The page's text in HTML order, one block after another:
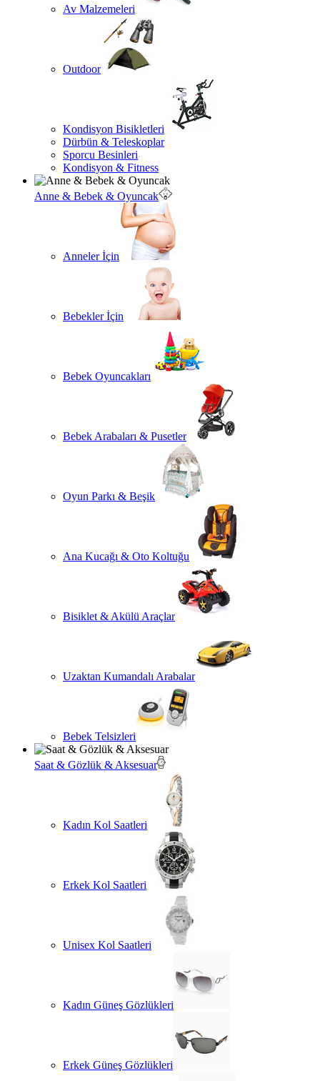
Av Malzemeleri
Outdoor
Kondisyon Bisikletleri
Dürbün & Teleskoplar
Sporcu Besinleri
Kondisyon & Fitness
Anne & Bebek & Oyuncak
Anneler İçin
Bebekler İçin
Bebek Oyuncakları
Bebek Arabaları & Pusetler
Oyun Parkı & Beşik
Ana Kucağı & Oto Koltuğu
Bisiklet & Akülü Araçlar
Uzaktan Kumandalı Arabalar
Bebek Telsizleri
Saat & Gözlük & Aksesuar
Kadın Kol Saatleri
Erkek Kol Saatleri
Unisex Kol Saatleri
Kadın Güneş Gözlükleri
Erkek Güneş Gözlükleri